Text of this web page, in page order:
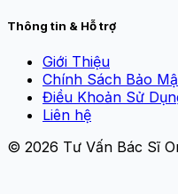
Thông tin & Hỗ trợ
Giới Thiệu
Chính Sách Bảo
Điều Khoản Sử
Liên hệ
© 2026 Tư Vấn Bác Sĩ